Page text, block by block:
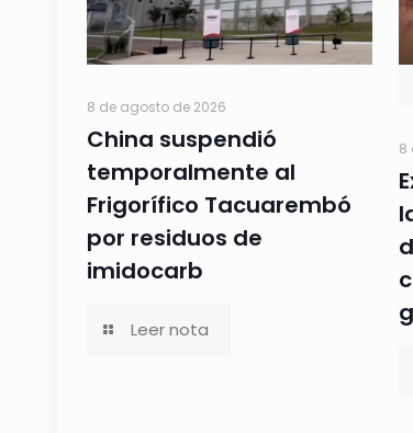
8 de agosto de 2026
China suspendió
temporalmente al
Frigorífico Tacuarembó
por residuos de
imidocarb
Leer nota
8